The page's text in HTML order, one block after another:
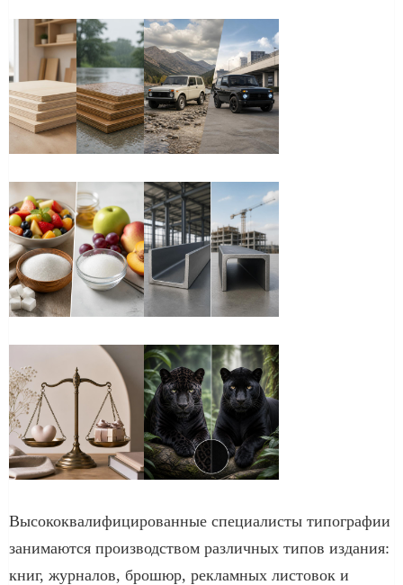
Высококвалифицированные специалисты типографии
занимаются производством различных типов издания:
книг, журналов, брошюр, рекламных листовок и